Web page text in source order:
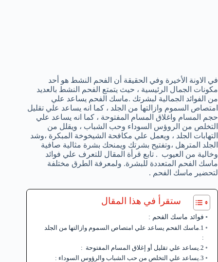
في الاونة الأخيرة وفي الحقيقة أن الفحم النشط هو أحد
مكونات الجمال الرئيسية ، حيث يتمتع الفحم النشط بالعديد
من الفوائد الجمالية لبشرتك .ماسك الفحم يساعد علي
امتصاص السموم وازالتها من الجلد ، كما انه يساعد علي تقليل
حجم المسام واغلاق المسام المفتوحة ، كما انه يساعد علي
التخلص من الروؤس السوداء وحب الشباب ، ويقلل من
التهابات الجلد ، ويعمل علي مكافحة الشيخوخة المبكرة ،وشد
الجلد المترهل ،وتفتيح بشرتك ويمنحك بشرة مثالية صافية
وخالية من العيوب . تابع قرأة المقال للتعرف علي فوائد
ماسك الفحم المتعددة للبشرة. ولمعرفة الطرق مختلفة
لتحضير ماسك الفحم .
ستقرأ في هذا المقال
فوائد ماسك الفحم :
1.ماسك الفحم يساعد علي امتصاص السموم وازالتها من الجلد
:
2.يساعد علي تقليل أو إغلاق المسام المفتوحة :
3.يساعد علي التخلص من حب الشباب والرؤوس السوداء :